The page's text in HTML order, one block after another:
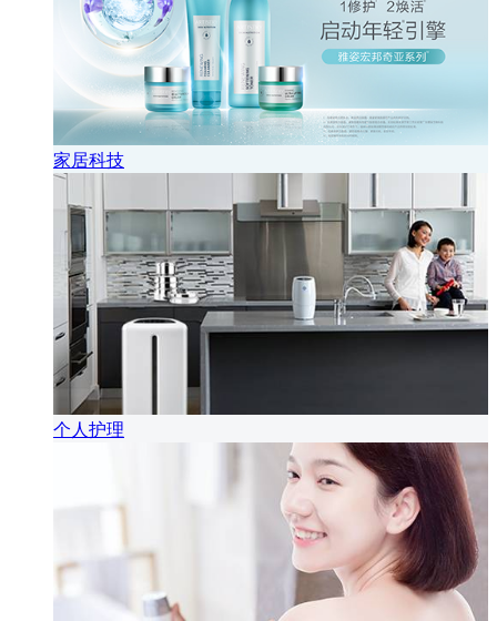
家居科技
个人护理